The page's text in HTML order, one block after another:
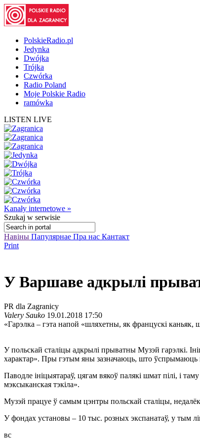
PolskieRadio.pl
Jedynka
Dwójka
Trójka
Czwórka
Radio Poland
Moje Polskie Radio
ramówka
LISTEN LIVE
Kanały internetowe »
Szukaj w serwisie
Навіны Папулярнае Пра нас Кантакт
Print
У Варшаве адкрылі
PR dla Zagranicy
Valery Sauko 19.01.2018 17:50
«Гарэлка – гэта напой «шляхетны, як францускі каньяк,
У польскай сталіцы адкрылі прыватны Музэй гарэлкі.
характар». Пры гэтым яны зазначаюць, што ўспрымаюць
Паводле ініцыятараў, цягам вякоў палякі шмат пілі, і
мэксыканская тэкіла».
Музэй працуе ў самым цэнтры польскай сталіцы,
У фондах установы – 10 тыс. розных экспанатаў, у тым
вс